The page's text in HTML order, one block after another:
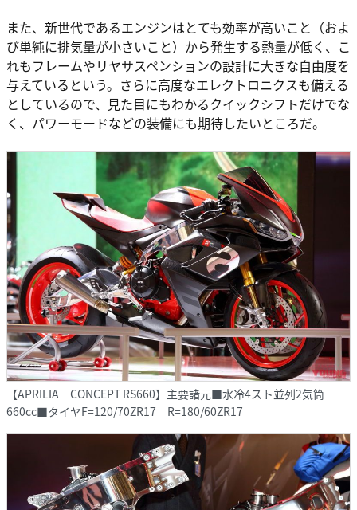
また、新世代であるエンジンはとても効率が高いこと（およ
び単純に排気量が小さいこと）から発生する熱量が低く、こ
れもフレームやリヤサスペンションの設計に大きな自由度を
与えているという。さらに高度なエレクトロニクスも備える
としているので、見た目にもわかるクイックシフトだけでな
く、パワーモードなどの装備にも期待したいところだ。
【APRILIA CONCEPT RS660】主要諸元■水冷4スト並列2気筒
660cc■タイヤF=120/70ZR17 R=180/60ZR17